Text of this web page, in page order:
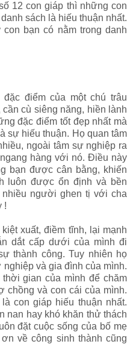
12 con giáp thì những con
sách là hiếu thuận nhất.
bạn có nằm trong danh
điểm của một chú trâu
cù siêng năng, hiền lành
đặc điểm tốt đẹp nhất mà
sự hiếu thuận. Họ quan tâm
ngoài tâm sự nghiệp ra
hàng với nó. Điều này
bạn được cân bằng, khiến
luôn được ổn định và bền
người ghen tị với cha
!
xuất, điềm tĩnh, lại mạnh
dắt cấp dưới của mình đi
thành công. Tuy nhiên họ
và gia đình của mình.
gian của mình để chăm
chồng và con cái của mình.
con giáp hiếu thuận nhất.
nan hay khó khăn thử thách
đặt cuộc sống của bố mẹ
về công sinh thành cũng